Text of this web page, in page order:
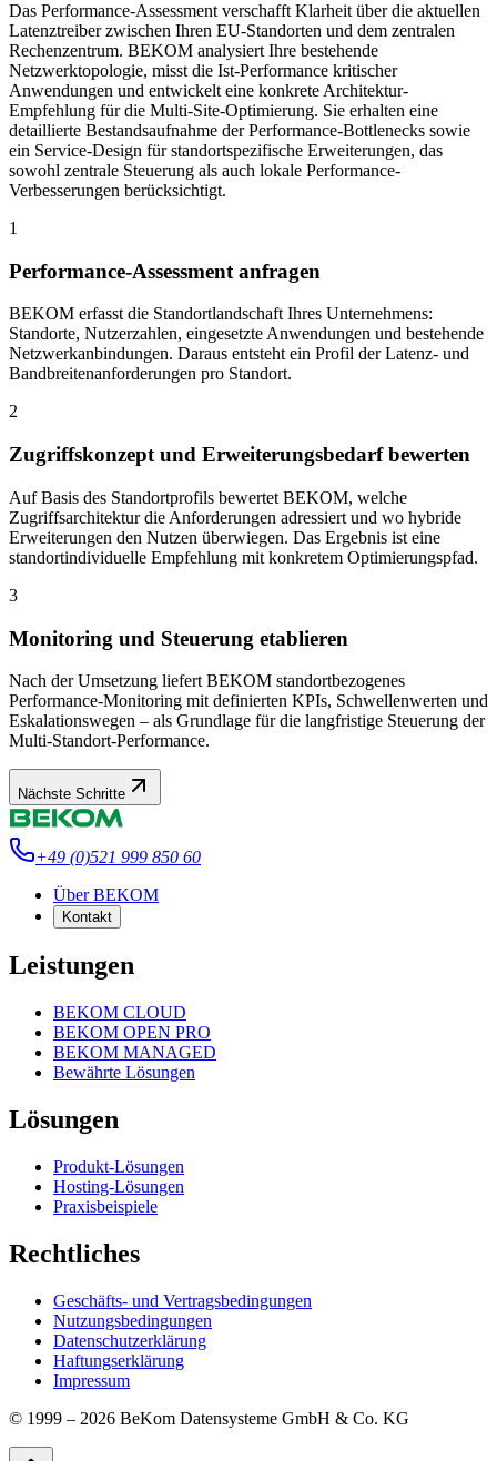
Das Performance-Assessment verschafft Klarheit über die aktuellen
Latenztreiber zwischen Ihren EU-Standorten und dem zentralen
Rechenzentrum. BEKOM analysiert Ihre bestehende
Netzwerktopologie, misst die Ist-Performance kritischer
Anwendungen und entwickelt eine konkrete Architektur-
Empfehlung für die Multi-Site-Optimierung. Sie erhalten eine
detaillierte Bestandsaufnahme der Performance-Bottlenecks sowie
ein Service-Design für standortspezifische Erweiterungen, das
sowohl zentrale Steuerung als auch lokale Performance-
Verbesserungen berücksichtigt.
1
Performance-Assessment anfragen
BEKOM erfasst die Standortlandschaft Ihres Unternehmens:
Standorte, Nutzerzahlen, eingesetzte Anwendungen und bestehende
Netzwerkanbindungen. Daraus entsteht ein Profil der Latenz- und
Bandbreitenanforderungen pro Standort.
2
Zugriffskonzept und Erweiterungsbedarf bewerten
Auf Basis des Standortprofils bewertet BEKOM, welche
Zugriffsarchitektur die Anforderungen adressiert und wo hybride
Erweiterungen den Nutzen überwiegen. Das Ergebnis ist eine
standortindividuelle Empfehlung mit konkretem Optimierungspfad.
3
Monitoring und Steuerung etablieren
Nach der Umsetzung liefert BEKOM standortbezogenes
Performance-Monitoring mit definierten KPIs, Schwellenwerten und
Eskalationswegen – als Grundlage für die langfristige Steuerung der
Multi-Standort-Performance.
Nächste Schritte
+49 (0)521 999 850 60
Über BEKOM
Kontakt
Leistungen
BEKOM CLOUD
BEKOM OPEN PRO
BEKOM MANAGED
Bewährte Lösungen
Lösungen
Produkt-Lösungen
Hosting-Lösungen
Praxisbeispiele
Rechtliches
Geschäfts- und Vertragsbedingungen
Nutzungsbedingungen
Datenschutzerklärung
Haftungserklärung
Impressum
© 1999 – 2026 BeKom Datensysteme GmbH & Co. KG